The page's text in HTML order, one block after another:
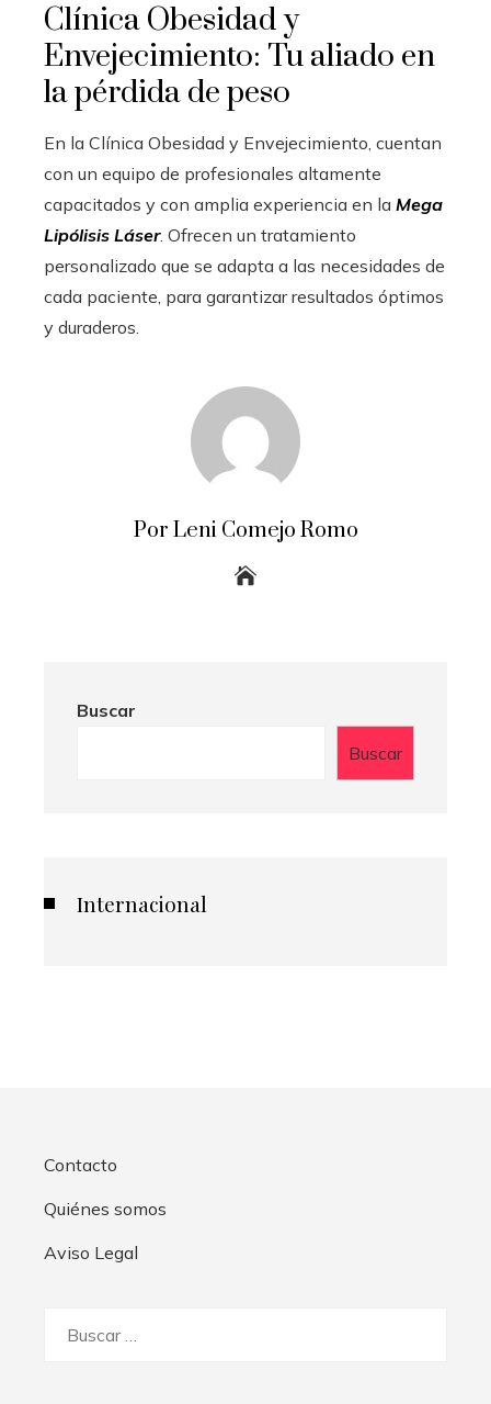
Clínica Obesidad y
Envejecimiento: Tu aliado en
la pérdida de peso
En la Clínica Obesidad y Envejecimiento, cuentan
con un equipo de profesionales altamente
capacitados y con amplia experiencia en la Mega
Lipólisis Láser. Ofrecen un tratamiento
personalizado que se adapta a las necesidades de
cada paciente, para garantizar resultados óptimos
y duraderos.
Por Leni Comejo Romo
Buscar
Buscar
Internacional
Contacto
Quiénes somos
Aviso Legal